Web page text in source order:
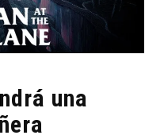
una